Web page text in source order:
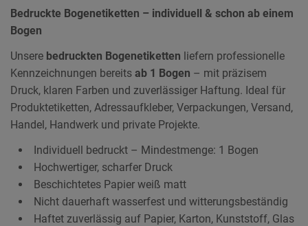
Bedruckte Bogenetiketten – individuell & schon ab einem
Bogen
Unsere bedruckten Bogenetiketten liefern professionelle
Kennzeichnungen bereits ab 1 Bogen – mit präzisem
Druck, klaren Farben und zuverlässiger Haftung. Ideal für
Produktetiketten, Adressaufkleber, Verpackungen, Versand,
Handel, Handwerk und private Projekte.
Individuell bedruckt – Mindestmenge: 1 Bogen
Hochwertiger, scharfer Druck
Beschichtetes Papier weiß matt
Nicht dauerhaft wasserfest und witterungsbeständig
Haftet zuverlässig auf Papier, Karton, Kunststoff, Glas